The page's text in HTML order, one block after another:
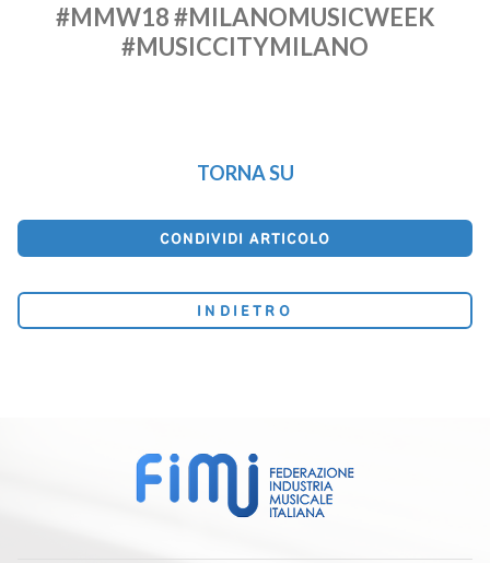
#MMW18 #MILANOMUSICWEEK
#MUSICCITYMILANO
TORNA SU
CONDIVIDI ARTICOLO
INDIETRO